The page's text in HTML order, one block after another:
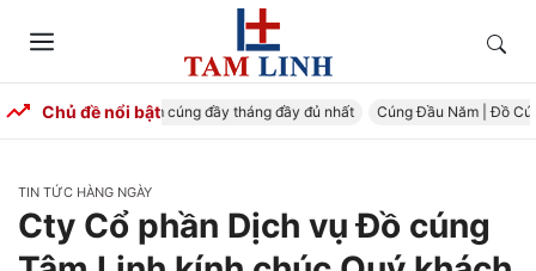
Menu
Tìm
Chủ đề nổi bật
Đầy Tháng – Mâm cúng đầy tháng đầy đủ nhất Cúng Đầu Năm | Đồ
CATEGORIES
TIN TỨC HÀNG NGÀY
Cty Cổ phần Dịch vụ Đồ cúng